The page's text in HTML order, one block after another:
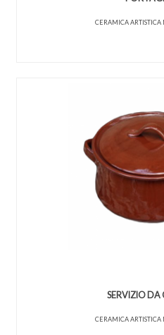
CERAMICA ARTISTICA
SERVIZIO DA
CERAMICA ARTISTICA